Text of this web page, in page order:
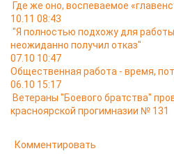
Где же оно, воспеваемое
10.11 08:43
"Я полностью подхожу для
неожиданно получил отказ"
07.10 10:47
Общественная работа - время,
06.10 15:17
Ветераны "Боевого братства"
красноярской прогимназии № 131
Комментировать